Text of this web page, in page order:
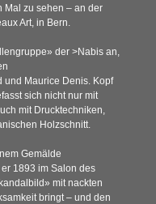
Mal zu sehen – an der
Art, in Bern.
der >Nabis an,
und Maurice Denis. Kopf
sich nicht nur mit
mit Drucktechniken,
Holzschnitt.
Gemälde
1893 im Salon des
mit nackten
bringt – und den